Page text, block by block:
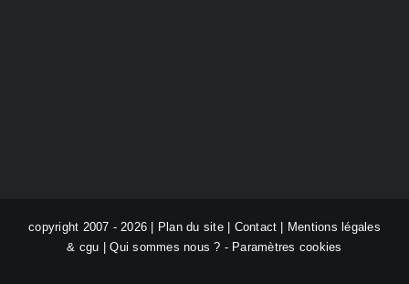
copyright 2007 - 2026 | Plan du site| Contact
Mentions légales
& cgu |Qui sommes nous ? - Paramètres cookies